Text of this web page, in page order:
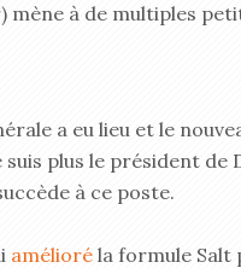
mène à de multiples
a eu lieu et le
suis plus le président de
à ce poste.
amélioré la formule Salt